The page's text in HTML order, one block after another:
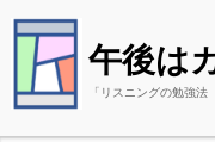
午後は
「リスニングの勉強